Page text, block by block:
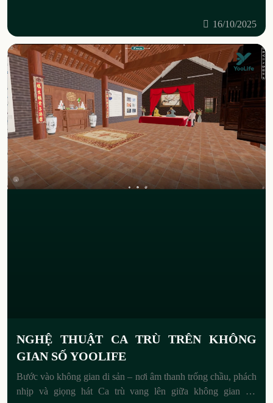
16/10/2025
NGHỆ THUẬT CA TRÙ TRÊN KHÔNG
GIAN SỐ YOOLIFE
Bước vào không gian di sản – nơi âm thanh trống chầu, phách
nhịp và giọng hát Ca trù vang lên giữa không gian số.